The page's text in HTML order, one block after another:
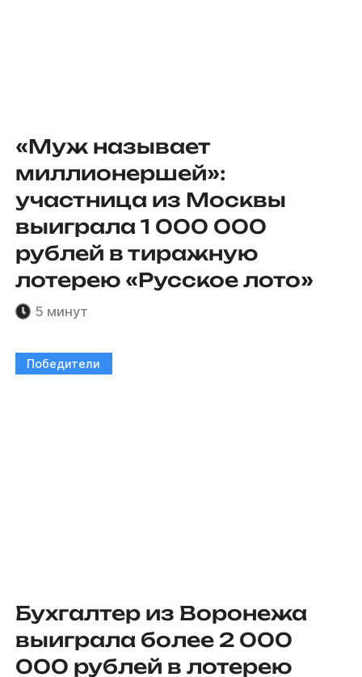
«Муж называет
миллионершей»:
участница из Москвы
выиграла 1 000 000
рублей в тиражную
лотерею «Русское лото»
5 минут
Победители
Бухгалтер из Воронежа
выиграла более 2 000
000 рублей в лотерею